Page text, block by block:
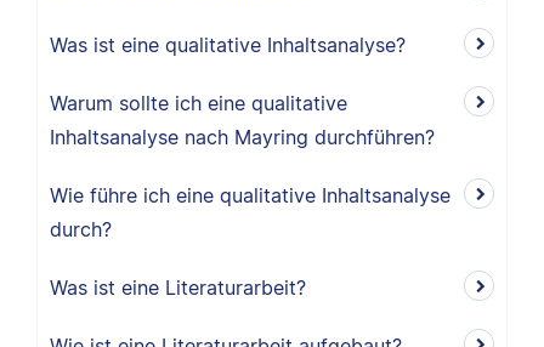
Was ist eine qualitative Inhaltsanalyse?
Warum sollte ich eine qualitative
Inhaltsanalyse nach Mayring durchführen?
Wie führe ich eine qualitative Inhaltsanalyse
durch?
Was ist eine Literaturarbeit?